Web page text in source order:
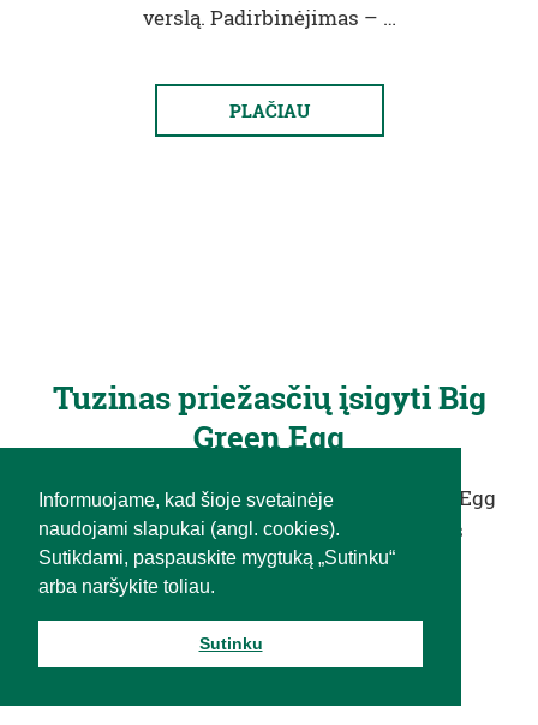
Informuojame, kad šioje svetainėje
naudojami slapukai (angl. cookies).
Sutikdami, paspauskite mygtuką „Sutinku“
arba naršykite toliau.
Sutinku
verslą. Padirbinėjimas – …
PLAČIAU
Tuzinas priežasčių įsigyti Big
Green Egg
Nepatikėsite, kol neišmėginsite. Big Green Egg
kepsninėje iškepti patiekalai pasižymės
neprilygstamu …
PLAČIAU